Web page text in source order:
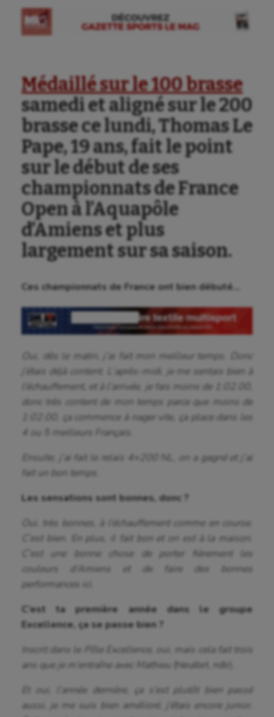
Médaillé sur le 100 brasse
samedi et aligné sur le 200
brasse ce lundi, Thomas Le
Pape, 19 ans, fait le point
sur le début de ses
championnats de France
Open à l’Aquapôle
d’Amiens et plus
largement sur sa saison.
Ces championnats de France ont bien débuté…
Oui, dès le matin, j’ai fait mon meilleur temps. Donc
j’étais déjà content. L’après-midi, je me sentais bien à
l’échauffement, et à l’arrivée, je fais moins de 1:02.00,
donc très content de mon temps parce que moins de
1:02.00, ça commence à nager vite, ça place dans les
4 ou 5 meilleurs Français.
Ensuite, j’ai fait le relais 4×200 NL, on a gagné et j’ai
fait un bon temps.
Les sensations sont bonnes, donc ?
Oui, très bonnes, à l’échauffement comme en course.
C’est bien. En plus, il fait bon et on est à la maison.
C’est une bonne chose de porter fièrement les
couleurs d’Amiens et de faire des bonnes
performances ici.
C’est ta première année dans le groupe
Excellence, ça se passe bien ?
Inscrit dans le Pôle Excellence, oui, mais cela fait trois
ans que je m’entraîne avec Mathieu
(Neuillet, ndlr)
Et oui, l’année dernière, ça s’est plutôt bien passé
aussi, je me suis bien amélioré, j’étais encore junior.